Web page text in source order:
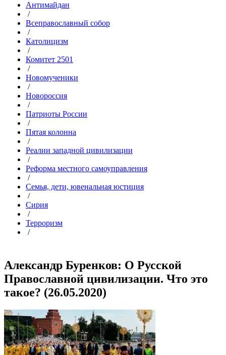
Антимайдан
/
Всеправославный собор
/
Католицизм
/
Комитет 2501
/
Новомученики
/
Новороссия
/
Патриоты России
/
Пятая колонна
/
Реалии западной цивилизации
/
Реформа местного самоуправления
/
Семья, дети, ювенальная юстиция
/
Сирия
/
Терроризм
/
Александр Буренков: О Русской
Православной цивилизации. Что это
такое? (26.05.2020)